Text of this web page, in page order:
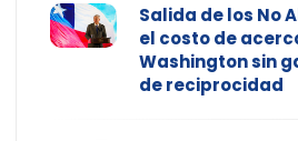
Salida de los No
el costo de
Washington sin
de reciprocidad